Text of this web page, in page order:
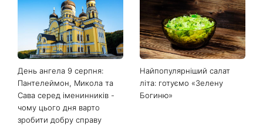
День ангела 9 серпня:
Пантелеймон, Микола та
Сава серед іменинників -
чому цього дня варто
зробити добру справу
Найпопулярніший салат
літа: готуємо «Зелену
Богиню»